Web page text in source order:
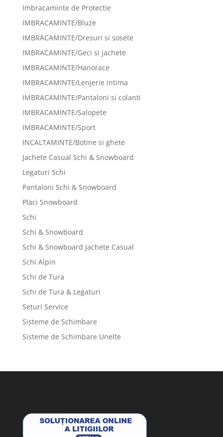
Imbracaminte de Protectie
IMBRACAMINTE/Bluze
IMBRACAMINTE/Dresuri si sosete
IMBRACAMINTE/Geci si jachete
IMBRACAMINTE/Hanorace
IMBRACAMINTE/Lenjerie intima
IMBRACAMINTE/Pantaloni si colanti
IMBRACAMINTE/Salopete
IMBRACAMINTE/Sport
INCALTAMINTE/Botine si ghete
Jachete Casual Schi & Snowboard
Legaturi Schi
Pantaloni Schi & Snowboard
Placi Snowboard
Schi
Schi & Snowboard
Schi & Snowboard Jachete Casual
Schi Alpin
Schi de Tura
Schi de Tura & Legaturi
Seturi Service
Sisteme de Schimbare
Sisteme de Schimbare Unelte